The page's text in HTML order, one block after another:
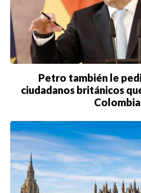
Petro también le
ciudadanos británicos
Colombia